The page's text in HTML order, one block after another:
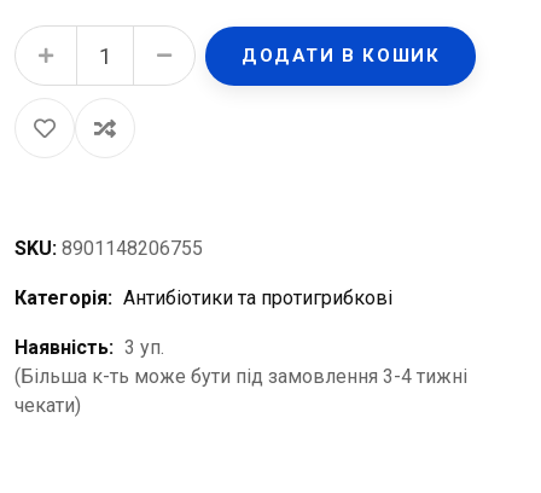
Ципролет таблетки, в/плів. обол. по 500 мг №10 quantity
ДОДАТИ В КОШИК
SKU: 8901148206755
Категорія: Антибіотики та протигрибкові
Наявність: 3 уп.
(Більша к-ть може бути під замовлення 3-4 тижні
чекати)